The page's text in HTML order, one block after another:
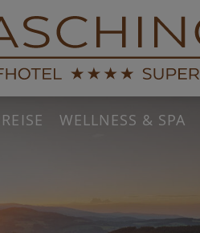
WELLNESS & SPA